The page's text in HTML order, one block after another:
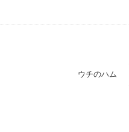
ウチのハム